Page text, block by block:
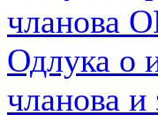
чланова
Одлука о
чланова